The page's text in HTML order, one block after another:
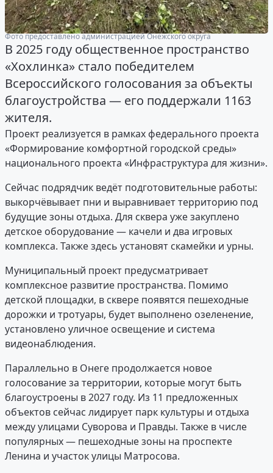
Фото предоставлено администрацией Онежского округа
В 2025 году общественное пространство
«Хохлинка» стало победителем
Всероссийского голосования за объекты
благоустройства — его поддержали 1163
жителя.
Проект реализуется в рамках федерального проекта
«Формирование комфортной городской среды»
национального проекта «Инфраструктура для жизни».
Сейчас подрядчик ведёт подготовительные работы:
выкорчёвывает пни и выравнивает территорию под
будущие зоны отдыха. Для сквера уже закуплено
детское оборудование — качели и два игровых
комплекса. Также здесь установят скамейки и урны.
Муниципальный проект предусматривает
комплексное развитие пространства. Помимо
детской площадки, в сквере появятся пешеходные
дорожки и тротуары, будет выполнено озеленение,
установлено уличное освещение и система
видеонаблюдения.
Параллельно в Онеге продолжается новое
голосование за территории, которые могут быть
благоустроены в 2027 году. Из 11 предложенных
объектов сейчас лидирует парк культуры и отдыха
между улицами Суворова и Правды. Также в числе
популярных — пешеходные зоны на проспекте
Ленина и участок улицы Матросова.